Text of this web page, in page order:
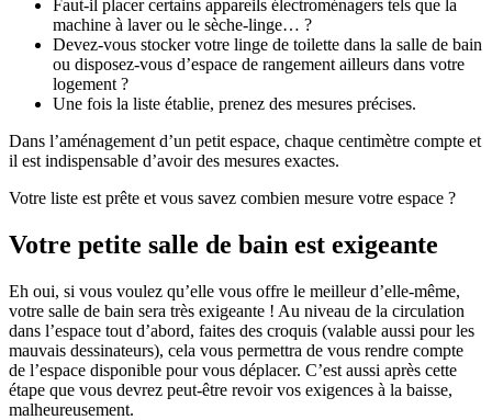
Faut-il placer certains appareils électroménagers tels que la
machine à laver ou le sèche-linge… ?
Devez-vous stocker votre linge de toilette dans la salle de bain
ou disposez-vous d’espace de rangement ailleurs dans votre
logement ?
Une fois la liste établie, prenez des mesures précises.
Dans l’aménagement d’un petit espace, chaque centimètre compte et
il est indispensable d’avoir des mesures exactes.
Votre liste est prête et vous savez combien mesure votre espace ?
Votre petite salle de bain est exigeante
Eh oui, si vous voulez qu’elle vous offre le meilleur d’elle-même,
votre salle de bain sera très exigeante ! Au niveau de la circulation
dans l’espace tout d’abord, faites des croquis (valable aussi pour les
mauvais dessinateurs), cela vous permettra de vous rendre compte
de l’espace disponible pour vous déplacer. C’est aussi après cette
étape que vous devrez peut-être revoir vos exigences à la baisse,
malheureusement.